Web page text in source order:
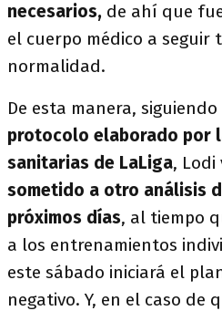
necesarios, de ahí que
el cuerpo médico a seguir
normalidad.
De esta manera, siguiendo
protocolo elaborado por
sanitarias de LaLiga, Lodi
sometido a otro análisis
próximos días, al tiempo
a los entrenamientos
este sábado iniciará el
negativo. Y, en el caso de